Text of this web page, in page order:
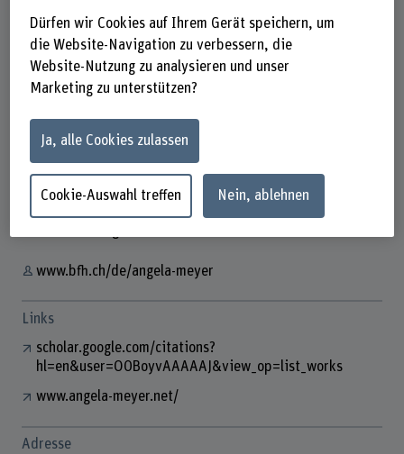
Prof. Dr. Angela Meyer
Dozentin
Kontakt
+41 32 321 64 69
www.bfh.ch/de/angela-meyer
Links
scholar.google.com/citations?
hl=en&user=O0BoyvAAAAAJ&view_op=list_works
www.angela-meyer.net/
Adresse
Dürfen wir Cookies auf Ihrem Gerät speichern, um
die Website-Navigation zu verbessern, die
Website-Nutzung zu analysieren und unser
Marketing zu unterstützen?
Ja, alle Cookies zulassen
Cookie-Auswahl treffen Nein, ablehnen